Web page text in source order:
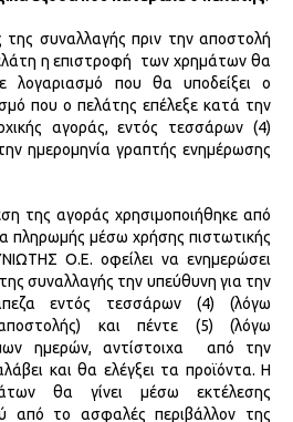
συναλλαγής πριν την αποστολή
η επιστροφή των χρημάτων θα
λογαριασμό που θα υποδείξει ο
που ο πελάτης επέλεξε κατά την
αγοράς, εντός τεσσάρων (4)
ημερομηνία γραπτής ενημέρωσης
της αγοράς χρησιμοποιήθηκε από
πληρωμής μέσω χρήσης πιστωτικής
Ο.Ε. οφείλει να ενημερώσει
συναλλαγής την υπεύθυνη για την
εντός τεσσάρων (4) (λόγω
και πέντε (5) (λόγω
ημερών, αντίστοιχα από την
και θα ελέγξει τα προϊόντα. Η
θα γίνει μέσω εκτέλεσης
από το ασφαλές περιβάλλον της